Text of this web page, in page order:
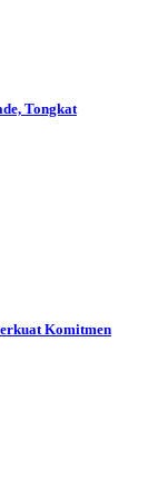
Tongkat
Komitmen